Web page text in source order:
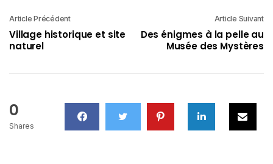
Article Précédent
Village historique et site
naturel
Article Suivant
Des énigmes à la pelle au
Musée des Mystères
0
Shares